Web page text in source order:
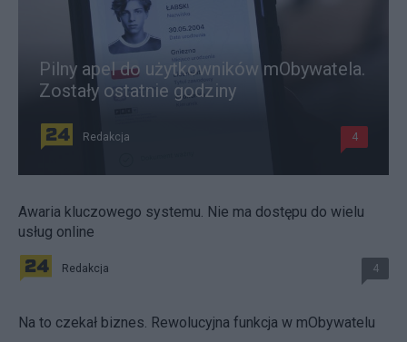
Pilny apel do użytkowników mObywatela.
Zostały ostatnie godziny
Redakcja 4
Awaria kluczowego systemu. Nie ma dostępu do wielu
usług online
Redakcja 4
Na to czekał biznes. Rewolucyjna funkcja w mObywatelu